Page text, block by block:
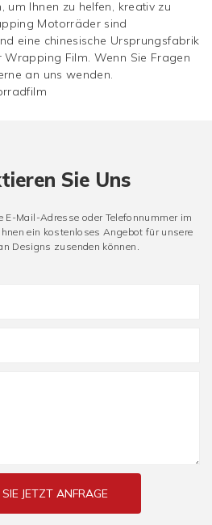
um Ihnen zu helfen, kreativ zu
Motorräder sind
eine chinesische Ursprungsfabrik
Wrapping Film. Wenn Sie Fragen
an uns wenden.
Sie Uns
E-Mail-Adresse oder Telefonnummer im
ein kostenloses Angebot für unsere
Designs zusenden können.
JETZT ANFRAGE